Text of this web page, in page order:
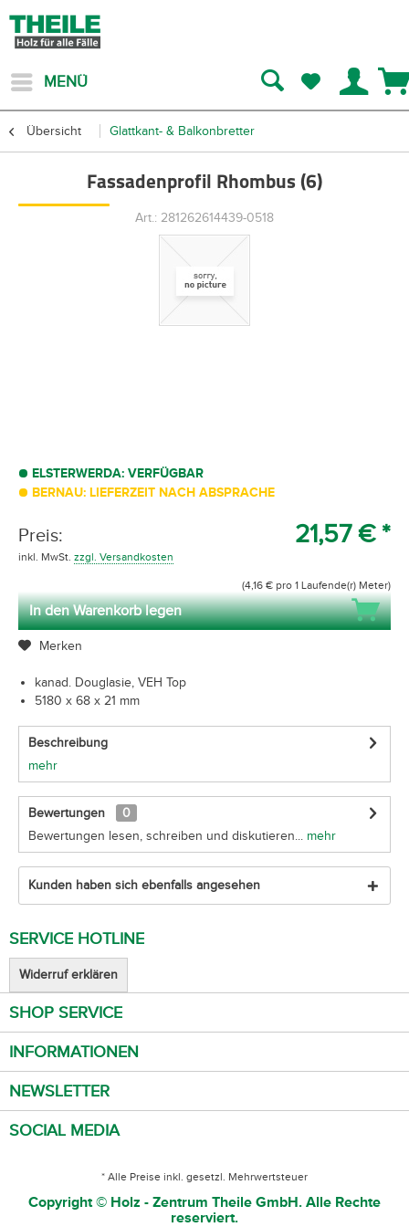
MENÜ
Übersicht Glattkant- & Balkonbretter
Fassadenprofil Rhombus (6)
Art.: 281262614439-0518
ELSTERWERDA: VERFÜGBAR
BERNAU: LIEFERZEIT NACH ABSPRACHE
Preis: 21,57 € *
inkl. MwSt. zzgl. Versandkosten
(4,16 € pro 1 Laufende(r) Meter)
In den Warenkorb legen
Merken
kanad. Douglasie, VEH Top
5180 x 68 x 21 mm
Beschreibung
mehr
Bewertungen
0
Bewertungen lesen, schreiben und diskutieren... mehr
Kunden haben sich ebenfalls angesehen
SERVICE HOTLINE
Widerruf erklären
SHOP SERVICE
INFORMATIONEN
NEWSLETTER
SOCIAL MEDIA
* Alle Preise inkl. gesetzl. Mehrwertsteuer
Copyright © Holz - Zentrum Theile GmbH. Alle Rechte
reserviert.